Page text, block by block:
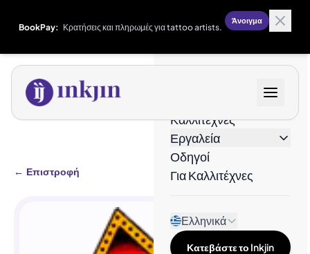
BookPay: Κρατήσεις και πληρωμές για tattoo artists.
Άνοιγμα
Καλλιτέχνες
Εργαλεία
Οδηγοί
Για Καλλιτέχνες
Ελληνικά
Κατεβάστε το Inkjin
← Επιστροφή